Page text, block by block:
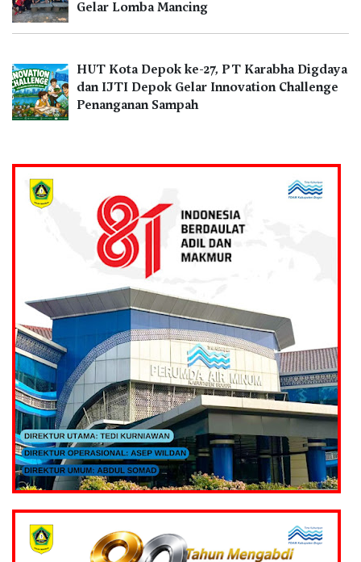
Gelar Lomba Mancing
HUT Kota Depok ke-27, PT Karabha Digdaya
dan IJTI Depok Gelar Innovation Challenge
Penanganan Sampah